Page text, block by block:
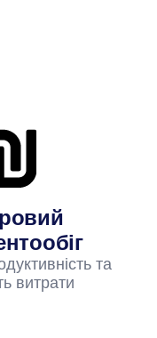
та
витрати